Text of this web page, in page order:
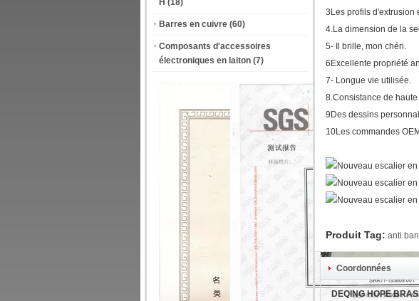
H (18)
Barres en cuivre (60)
Composants d'accessoires
électroniques en laiton (7)
3Les profils d'extrusion
4.La dimension de la
5- Il brille, mon chéri.
6Excellente propriété
7- Longue vie utilisée.
8.Consistance de
9Des dessins
10Les commandes
Produit Tag: anti
Coordonnées
DEQING HOPE